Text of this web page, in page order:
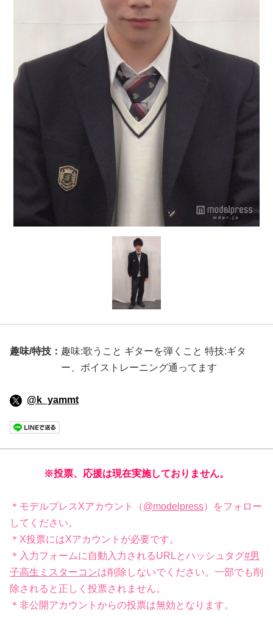
趣味/特技： 趣味:歌うこと ギターを弾くこと 特技:ギタ
ー、ボイストレーニング通ってます
@k_yammt
※投票、応援は現在実施しておりません。
＊モデルプレスXアカウント（@modelpress）をフォロー
してください。
＊X投票にはXアカウントが必要です。
＊入力フォームに自動入力されるURLとハッシュタグ#男
子高生ミスターコンは削除しないでください。一部でも削
除されると正しく投票されません。
＊非公開アカウントからの投票は無効となります。